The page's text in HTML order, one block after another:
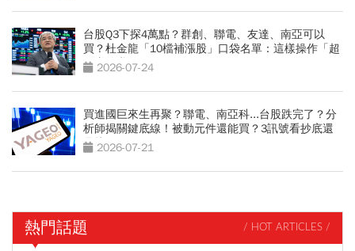
台股Q3下探4萬點？群創、聯電、友達、南亞可以
買？杜金龍「10檔補漲股」口袋名單：這樣操作「超
好賺的啦」
2026-07-24
買進國巨來生再聚？聯電、南亞科...台股跌完了？分
析師揭關鍵底線！被動元件還能買？3訊號看抄底還
是接刀
2026-07-21
熱門話題 / HOT ARTICLES /